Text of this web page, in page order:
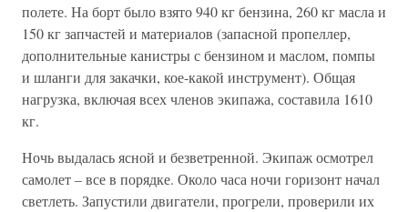
полете. На борт было взято 940 кг бензина, 260 кг масла и
150 кг запчастей и материалов (запасной пропеллер,
дополнительные канистры с бензином и маслом, помпы
и шланги для закачки, кое-какой инструмент). Общая
нагрузка, включая всех членов экипажа, составила 1610
кг.
Ночь выдалась ясной и безветренной. Экипаж осмотрел
самолет – все в порядке. Около часа ночи горизонт начал
светлеть. Запустили двигатели, прогрели, проверили их